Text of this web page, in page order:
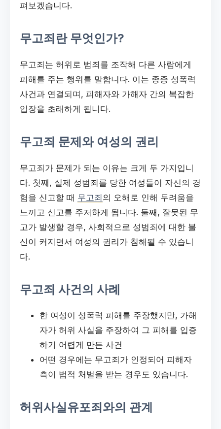
펴보겠습니다.
무고죄란 무엇인가?
무고죄는 허위로 범죄를 조작해 다른 사람에게
피해를 주는 행위를 말합니다. 이는 종종 성폭력
사건과 연결되며, 피해자와 가해자 간의 복잡한
입장을 초래하게 됩니다.
무고죄 문제와 여성의 권리
무고죄가 문제가 되는 이유는 크게 두 가지입니
다. 첫째, 실제 성범죄를 당한 여성들이 자신의 경
험을 신고할 때 무고죄의 오해로 인해 두려움을
느끼고 신고를 주저하게 됩니다. 둘째, 잘못된 무
고가 발생할 경우, 사회적으로 성범죄에 대한 불
신이 커지면서 여성의 권리가 침해될 수 있습니
다.
무고죄 사건의 사례
한 여성이 성폭력 피해를 주장했지만, 가해
자가 허위 사실을 주장하여 그 피해를 입증
하기 어렵게 만든 사건
어떤 경우에는 무고죄가 인정되어 피해자
측이 법적 처벌을 받는 경우도 있습니다.
허위사실유포죄와의 관계